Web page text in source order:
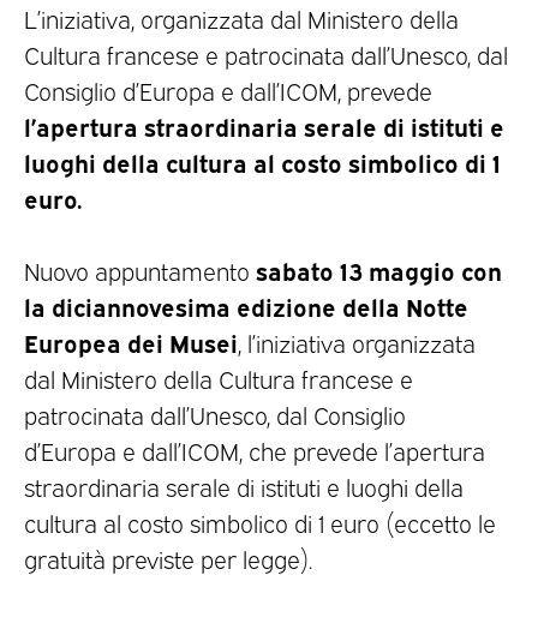
L’iniziativa, organizzata dal Ministero della
Cultura francese e patrocinata dall’Unesco, dal
Consiglio d’Europa e dall’ICOM, prevede
l’apertura straordinaria serale di istituti e
luoghi della cultura al costo simbolico di 1
euro.
Nuovo appuntamento sabato 13 maggio con
la diciannovesima edizione della Notte
Europea dei Musei , l’iniziativa organizzata
dal Ministero della Cultura francese e
patrocinata dall’Unesco, dal Consiglio
d’Europa e dall’ICOM, che prevede l’apertura
straordinaria serale di istituti e luoghi della
cultura al costo simbolico di 1 euro (eccetto le
gratuità previste per legge).